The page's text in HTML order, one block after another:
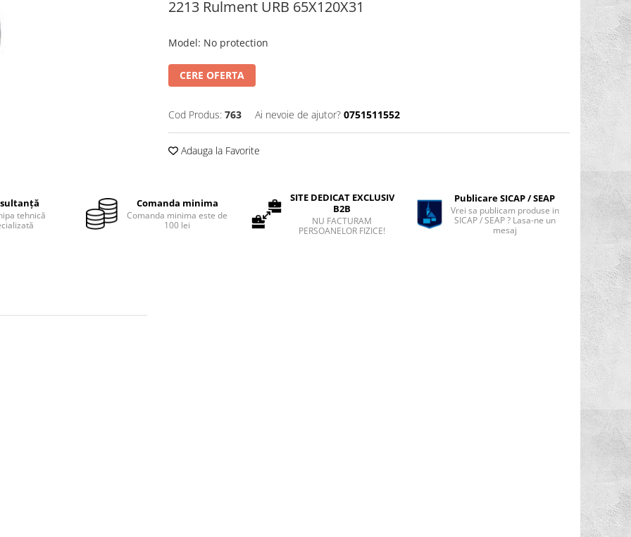
2213 Rulment URB 65X120X31
Model: No protection
CERE OFERTA
Cod Produs: 763 Ai nevoie de ajutor? 0751511552
Adauga la Favorite
tehnică
Comanda minima
Comanda minima este de
100 lei
SITE DEDICAT EXCLUSIV
B2B
NU FACTURAM
PERSOANELOR FIZICE!
Publicare SICAP / SEAP
Vrei sa publicam produse in
SICAP / SEAP ? Lasa-ne un
mesaj